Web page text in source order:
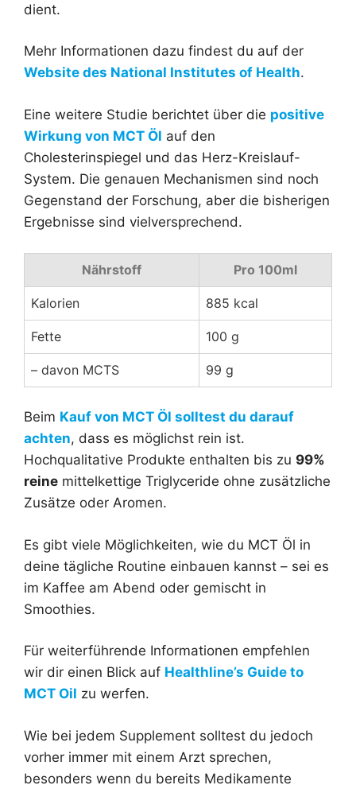
dient.
Mehr Informationen dazu findest du auf der
Website des National Institutes of Health.
Eine weitere Studie berichtet über die positive
Wirkung von MCT Öl auf den
Cholesterinspiegel und das Herz-Kreislauf-
System. Die genauen Mechanismen sind noch
Gegenstand der Forschung, aber die bisherigen
Ergebnisse sind vielversprechend.
Nährstoff Pro 100ml
Kalorien 885 kcal
Fette 100 g
– davon MCTS 99 g
Beim Kauf von MCT Öl solltest du darauf
achten, dass es möglichst rein ist.
Hochqualitative Produkte enthalten bis zu 99%
reine mittelkettige Triglyceride ohne zusätzliche
Zusätze oder Aromen.
Es gibt viele Möglichkeiten, wie du MCT Öl in
deine tägliche Routine einbauen kannst – sei es
im Kaffee am Abend oder gemischt in
Smoothies.
Für weiterführende Informationen empfehlen
wir dir einen Blick auf Healthline’s Guide to
MCT Oil zu werfen.
Wie bei jedem Supplement solltest du jedoch
vorher immer mit einem Arzt sprechen,
besonders wenn du bereits Medikamente